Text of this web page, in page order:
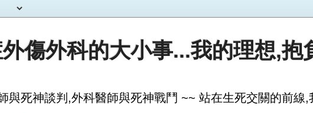
傷外科的大小事...我的理想,抱
與死神談判,外科醫師與死神戰鬥 ~~ 站在生死交關的前線